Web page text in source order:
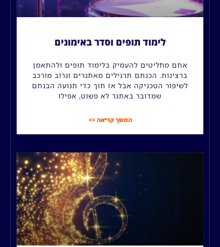
לימוד תופים וסדר באימונים
אתם מחליטים להעמיק בלימוד תופים ולהתאמן
ברצינות. הכנתם תרגילים מאתגרים וגרוב מורכב
לשיפור הטכניקה אבל אז תוך כדי תנועה הבנתם
שמדובר באתגר לא פשוט, אפילו
המשך קריאה >>